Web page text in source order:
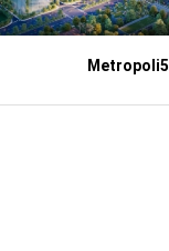
Metropoli5